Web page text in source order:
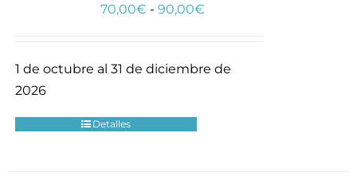
70,00€ - 90,00€Rango
desde
1 de octubre al 31 de diciembre de
2026
Detalles